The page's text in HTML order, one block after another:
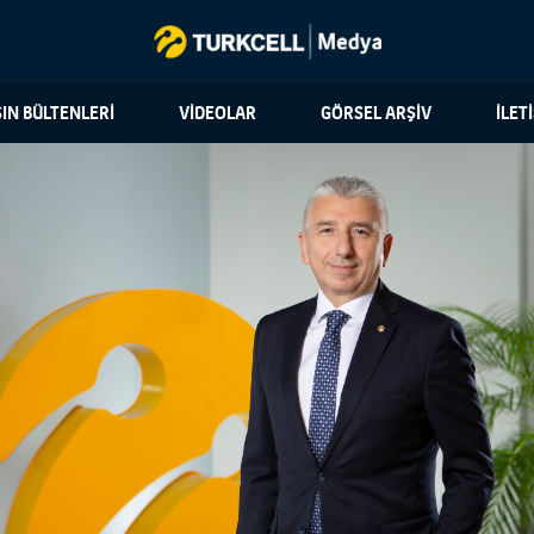
BÜLTENLERİ VİDEOLAR GÖRSEL ARŞİV